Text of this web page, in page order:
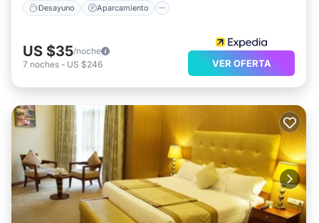
Desayuno Aparcamiento
US $35/noche
7 noches - US $246 VER OFERTA